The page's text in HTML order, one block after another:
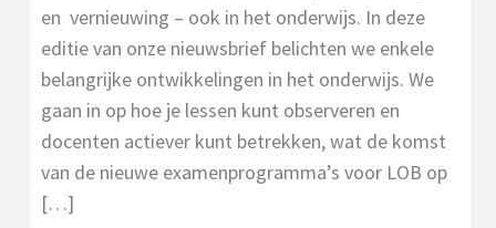
en vernieuwing – ook in het onderwijs. In deze
editie van onze nieuwsbrief belichten we enkele
belangrijke ontwikkelingen in het onderwijs. We
gaan in op hoe je lessen kunt observeren en
docenten actiever kunt betrekken, wat de komst
van de nieuwe examenprogramma’s voor LOB op
[…]